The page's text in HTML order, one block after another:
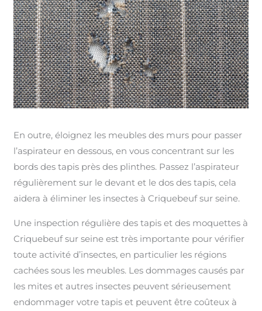
En outre, éloignez les meubles des murs pour passer
l’aspirateur en dessous, en vous concentrant sur les
bords des tapis près des plinthes. Passez l’aspirateur
régulièrement sur le devant et le dos des tapis, cela
aidera à éliminer les insectes à Criquebeuf sur seine.
Une inspection régulière des tapis et des moquettes à
Criquebeuf sur seine est très importante pour vérifier
toute activité d’insectes, en particulier les régions
cachées sous les meubles. Les dommages causés par
les mites et autres insectes peuvent sérieusement
endommager votre tapis et peuvent être coûteux à